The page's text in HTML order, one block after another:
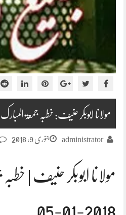
مولانا ابوبکر حنیف: خطبہ جمعۃ المبارک 2018-01-05
administrator جنوری 9, 2018
مولانا ابوبکر حنیف |
2018-01-05